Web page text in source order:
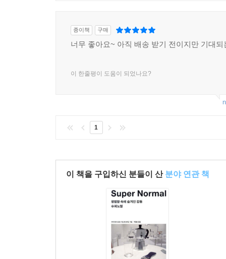
아방가르드 예술가들은 규범을 거부하는 옷차림
예술작품’으로 만들고자 한 이들에게 옷은 작품 이
20세기에 들어서며 예술가의 이미지는 사진과
예술가들은 옷을 통해 고통과 정체성, 저항과 유
예술가는 왜 그렇게 입었는가, 그리고 그 옷은
그리고 꿈꾸었던 세계까지 함께 읽어내고자 한다
종이책 구매
너무 좋아요~ 아직 배송 받기 전이지만 기대되
이 한줄평이 도움이 되었나요?
1
이 책을 구입하신 분들이 산 분야 연관 책